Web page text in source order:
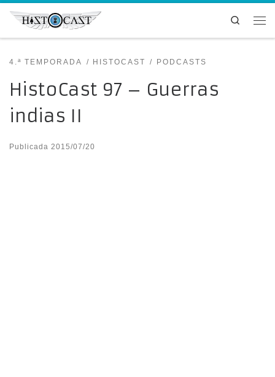
Saltar al contenido
Search
4.ª TEMPORADA HISTOCAST PODCASTS
HistoCast 97 – Guerras
indias II
Publicada 2015/07/20